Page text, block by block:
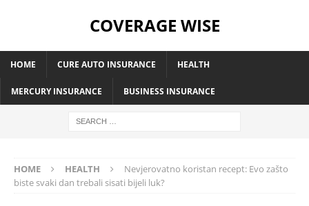
COVERAGE WISE
HOME CURE AUTO INSURANCE HEALTH
MERCURY INSURANCE BUSINESS INSURANCE
HOME HEALTH
Nevjerovatno koristan recept: Evo zašto
biste svaki dan trebali sisati bijeli luk?